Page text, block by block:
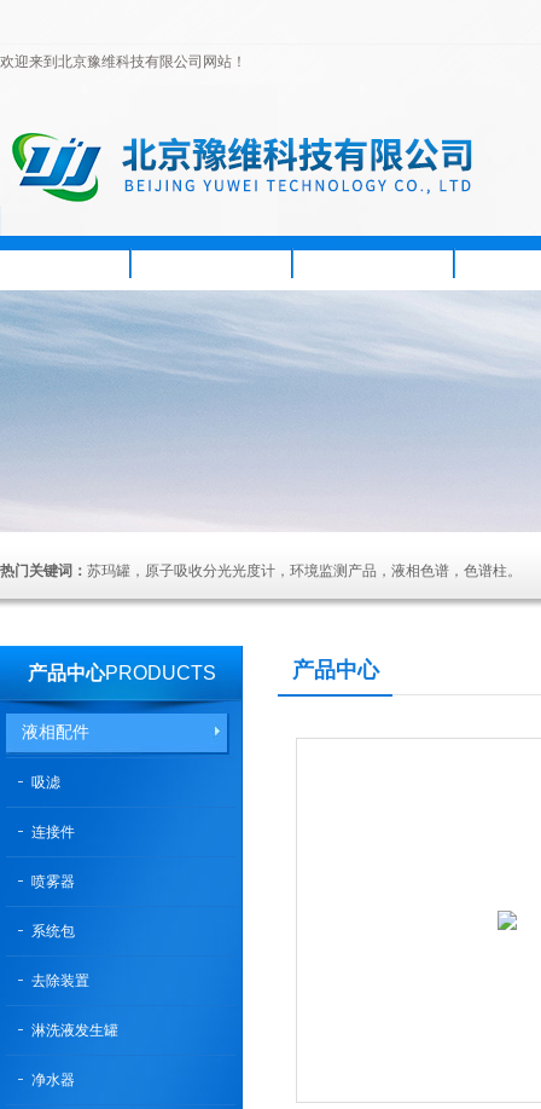
欢迎来到北京豫维科技有限公司网站！
热门关键词： 苏玛罐，原子吸收分光光度计，环境监测产品，液相色谱，色谱柱。
产品中心PRODUCTS
液相配件
吸滤
连接件
喷雾器
系统包
去除装置
淋洗液发生罐
净水器
产品中心